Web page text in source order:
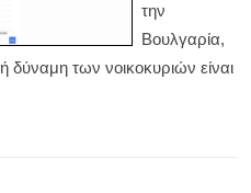
την
Βουλγαρία,
δύναμη των νοικοκυριών είναι